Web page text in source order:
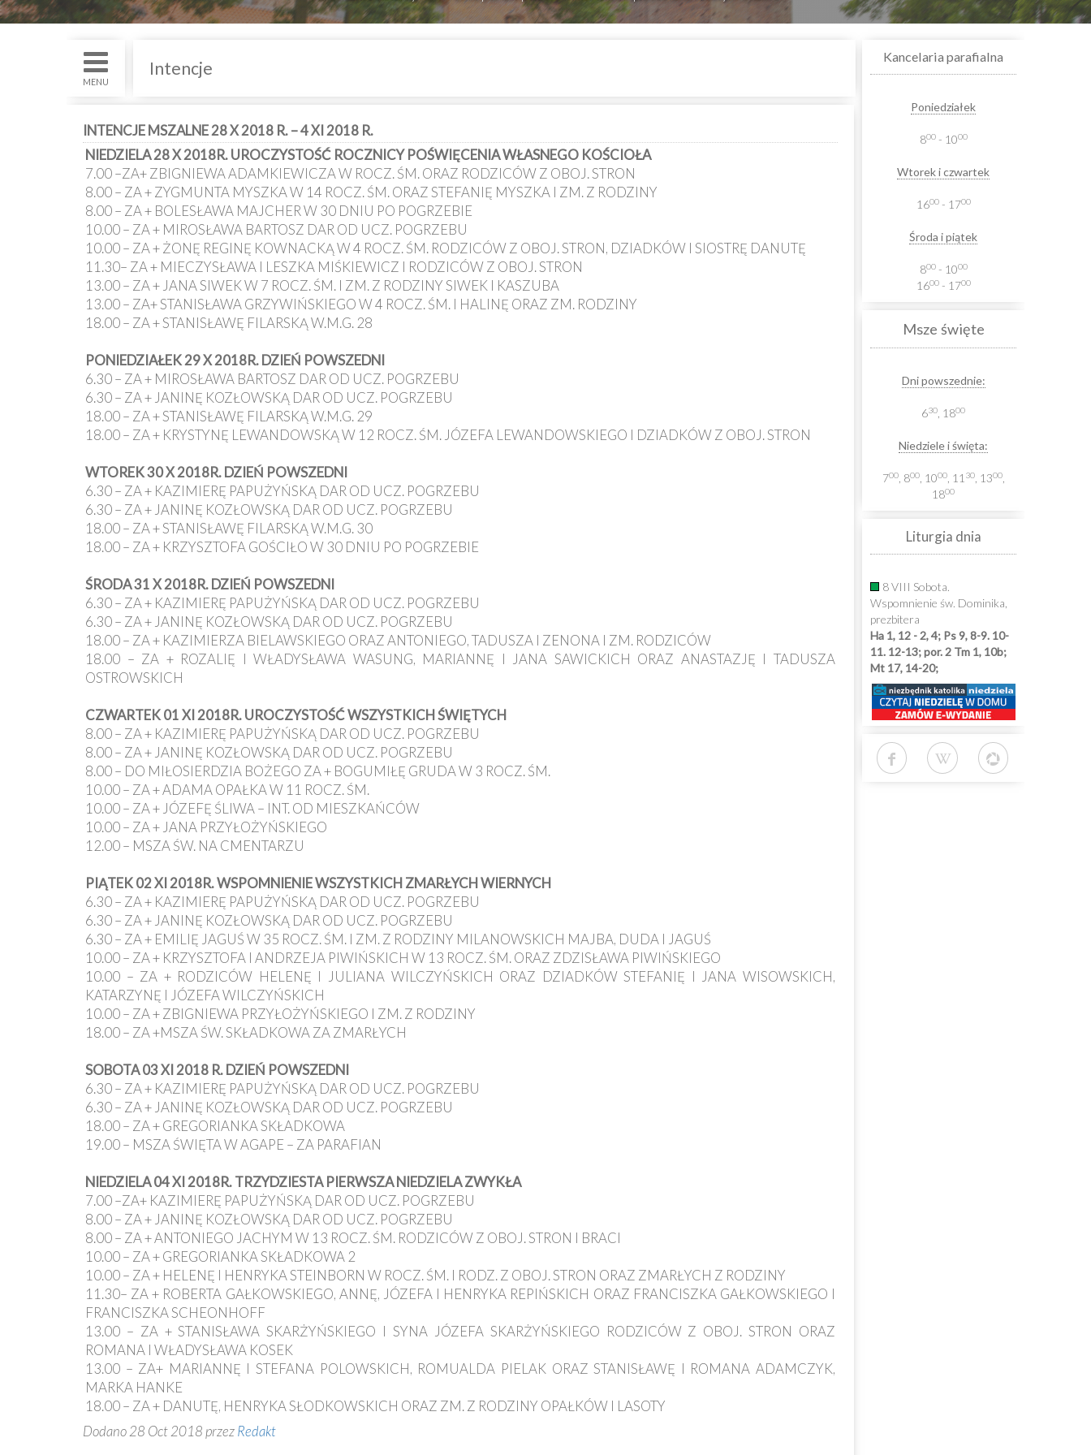
św.
i
Duszpasterze
Małoletnich
MENU
Intencje
INTENCJE MSZALNE 28 X 2018 R. – 4 XI 2018 R.
NIEDZIELA 28 X 2018R. UROCZYSTOŚĆ ROCZNICY POŚWIĘCENIA WŁASNEGO KOŚCIOŁA
7.00 –ZA+ ZBIGNIEWA ADAMKIEWICZA W ROCZ. ŚM. ORAZ RODZICÓW Z OBOJ. STRON
8.00 – ZA + ZYGMUNTA MYSZKA W 14 ROCZ. ŚM. ORAZ STEFANIĘ MYSZKA I ZM. Z RODZINY
8.00 – ZA + BOLESŁAWA MAJCHER W 30 DNIU PO POGRZEBIE
10.00 – ZA + MIROSŁAWA BARTOSZ DAR OD UCZ. POGRZEBU
10.00 – ZA + ŻONĘ REGINĘ KOWNACKĄ W 4 ROCZ. ŚM. RODZICÓW Z OBOJ. STRON, DZIADKÓW I SIOSTRĘ DANUTĘ
11.30– ZA + MIECZYSŁAWA I LESZKA MIŚKIEWICZ I RODZICÓW Z OBOJ. STRON
13.00 – ZA + JANA SIWEK W 7 ROCZ. ŚM. I ZM. Z RODZINY SIWEK I KASZUBA
13.00 – ZA+ STANISŁAWA GRZYWIŃSKIEGO W 4 ROCZ. ŚM. I HALINĘ ORAZ ZM. RODZINY
18.00 – ZA + STANISŁAWĘ FILARSKĄ W.M.G. 28
PONIEDZIAŁEK 29 X 2018R. DZIEŃ POWSZEDNI
6.30 – ZA + MIROSŁAWA BARTOSZ DAR OD UCZ. POGRZEBU
6.30 – ZA + JANINĘ KOZŁOWSKĄ DAR OD UCZ. POGRZEBU
18.00 – ZA + STANISŁAWĘ FILARSKĄ W.M.G. 29
18.00 – ZA + KRYSTYNĘ LEWANDOWSKĄ W 12 ROCZ. ŚM. JÓZEFA LEWANDOWSKIEGO I DZIADKÓW Z OBOJ. STRON
WTOREK 30 X 2018R. DZIEŃ POWSZEDNI
6.30 – ZA + KAZIMIERĘ PAPUŻYŃSKĄ DAR OD UCZ. POGRZEBU
6.30 – ZA + JANINĘ KOZŁOWSKĄ DAR OD UCZ. POGRZEBU
18.00 – ZA + STANISŁAWĘ FILARSKĄ W.M.G. 30
18.00 – ZA + KRZYSZTOFA GOŚCIŁO W 30 DNIU PO POGRZEBIE
ŚRODA 31 X 2018R. DZIEŃ POWSZEDNI
6.30 – ZA + KAZIMIERĘ PAPUŻYŃSKĄ DAR OD UCZ. POGRZEBU
6.30 – ZA + JANINĘ KOZŁOWSKĄ DAR OD UCZ. POGRZEBU
18.00 – ZA + KAZIMIERZA BIELAWSKIEGO ORAZ ANTONIEGO, TADUSZA I ZENONA I ZM. RODZICÓW
18.00 – ZA + ROZALIĘ I WŁADYSŁAWA WASUNG, MARIANNĘ I JANA SAWICKICH ORAZ ANASTAZJĘ I TADUSZA
OSTROWSKICH
CZWARTEK 01 XI 2018R. UROCZYSTOŚĆ WSZYSTKICH ŚWIĘTYCH
8.00 – ZA + KAZIMIERĘ PAPUŻYŃSKĄ DAR OD UCZ. POGRZEBU
8.00 – ZA + JANINĘ KOZŁOWSKĄ DAR OD UCZ. POGRZEBU
8.00 – DO MIŁOSIERDZIA BOŻEGO ZA + BOGUMIŁĘ GRUDA W 3 ROCZ. ŚM.
10.00 – ZA + ADAMA OPAŁKA W 11 ROCZ. ŚM.
10.00 – ZA + JÓZEFĘ ŚLIWA – INT. OD MIESZKAŃCÓW
10.00 – ZA + JANA PRZYŁOŻYŃSKIEGO
12.00 – MSZA ŚW. NA CMENTARZU
PIĄTEK 02 XI 2018R. WSPOMNIENIE WSZYSTKICH ZMARŁYCH WIERNYCH
6.30 – ZA + KAZIMIERĘ PAPUŻYŃSKĄ DAR OD UCZ. POGRZEBU
6.30 – ZA + JANINĘ KOZŁOWSKĄ DAR OD UCZ. POGRZEBU
6.30 – ZA + EMILIĘ JAGUŚ W 35 ROCZ. ŚM. I ZM. Z RODZINY MILANOWSKICH MAJBA, DUDA I JAGUŚ
10.00 – ZA + KRZYSZTOFA I ANDRZEJA PIWIŃSKICH W 13 ROCZ. ŚM. ORAZ ZDZISŁAWA PIWIŃSKIEGO
10.00 – ZA + RODZICÓW HELENĘ I JULIANA WILCZYŃSKICH ORAZ DZIADKÓW STEFANIĘ I JANA WISOWSKICH,
KATARZYNĘ I JÓZEFA WILCZYŃSKICH
10.00 – ZA + ZBIGNIEWA PRZYŁOŻYŃSKIEGO I ZM. Z RODZINY
18.00 – ZA +MSZA ŚW. SKŁADKOWA ZA ZMARŁYCH
SOBOTA 03 XI 2018 R. DZIEŃ POWSZEDNI
6.30 – ZA + KAZIMIERĘ PAPUŻYŃSKĄ DAR OD UCZ. POGRZEBU
6.30 – ZA + JANINĘ KOZŁOWSKĄ DAR OD UCZ. POGRZEBU
18.00 – ZA + GREGORIANKA SKŁADKOWA
19.00 – MSZA ŚWIĘTA W AGAPE – ZA PARAFIAN
NIEDZIELA 04 XI 2018R. TRZYDZIESTA PIERWSZA NIEDZIELA ZWYKŁA
7.00 –ZA+ KAZIMIERĘ PAPUŻYŃSKĄ DAR OD UCZ. POGRZEBU
8.00 – ZA + JANINĘ KOZŁOWSKĄ DAR OD UCZ. POGRZEBU
8.00 – ZA + ANTONIEGO JACHYM W 13 ROCZ. ŚM. RODZICÓW Z OBOJ. STRON I BRACI
10.00 – ZA + GREGORIANKA SKŁADKOWA 2
10.00 – ZA + HELENĘ I HENRYKA STEINBORN W ROCZ. ŚM. I RODZ. Z OBOJ. STRON ORAZ ZMARŁYCH Z RODZINY
11.30– ZA + ROBERTA GAŁKOWSKIEGO, ANNĘ, JÓZEFA I HENRYKA REPIŃSKICH ORAZ FRANCISZKA GAŁKOWSKIEGO I
FRANCISZKA SCHEONHOFF
13.00 – ZA + STANISŁAWA SKARŻYŃSKIEGO I SYNA JÓZEFA SKARŻYŃSKIEGO RODZICÓW Z OBOJ. STRON ORAZ
ROMANA I WŁADYSŁAWA KOSEK
13.00 – ZA+ MARIANNĘ I STEFANA POLOWSKICH, ROMUALDA PIELAK ORAZ STANISŁAWĘ I ROMANA ADAMCZYK,
MARKA HANKE
18.00 – ZA + DANUTĘ, HENRYKA SŁODKOWSKICH ORAZ ZM. Z RODZINY OPAŁKÓW I LASOTY
Dodano 28 Oct 2018 przezRedakt
Kancelaria parafialna
Poniedziałek
800- 1000
Wtorek i czwartek
1600- 1700
Środa i piątek
800- 1000
1600- 1700
Msze święte
Dni powszednie:
630 , 1800
Niedziele i święta:
700, 800, 1000, 11 30, 1300,
1800
Liturgia dnia
8 VIII Sobota.
Wspomnienie św. Dominika,
prezbitera
Ha 1, 12 - 2, 4; Ps 9, 8-9. 10-
11. 12-13; por. 2 Tm 1, 10b;
Mt 17, 14-20;